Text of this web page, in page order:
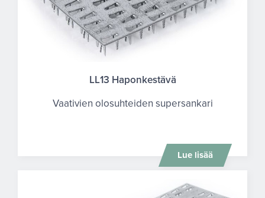
LL13 Haponkestävä
Vaativien olosuhteiden supersankari
Lue lisää